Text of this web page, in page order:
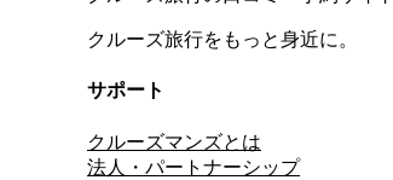
クルーズ旅行をもっと身近に。
サポート
クルーズマンズとは
法人・パートナーシップ